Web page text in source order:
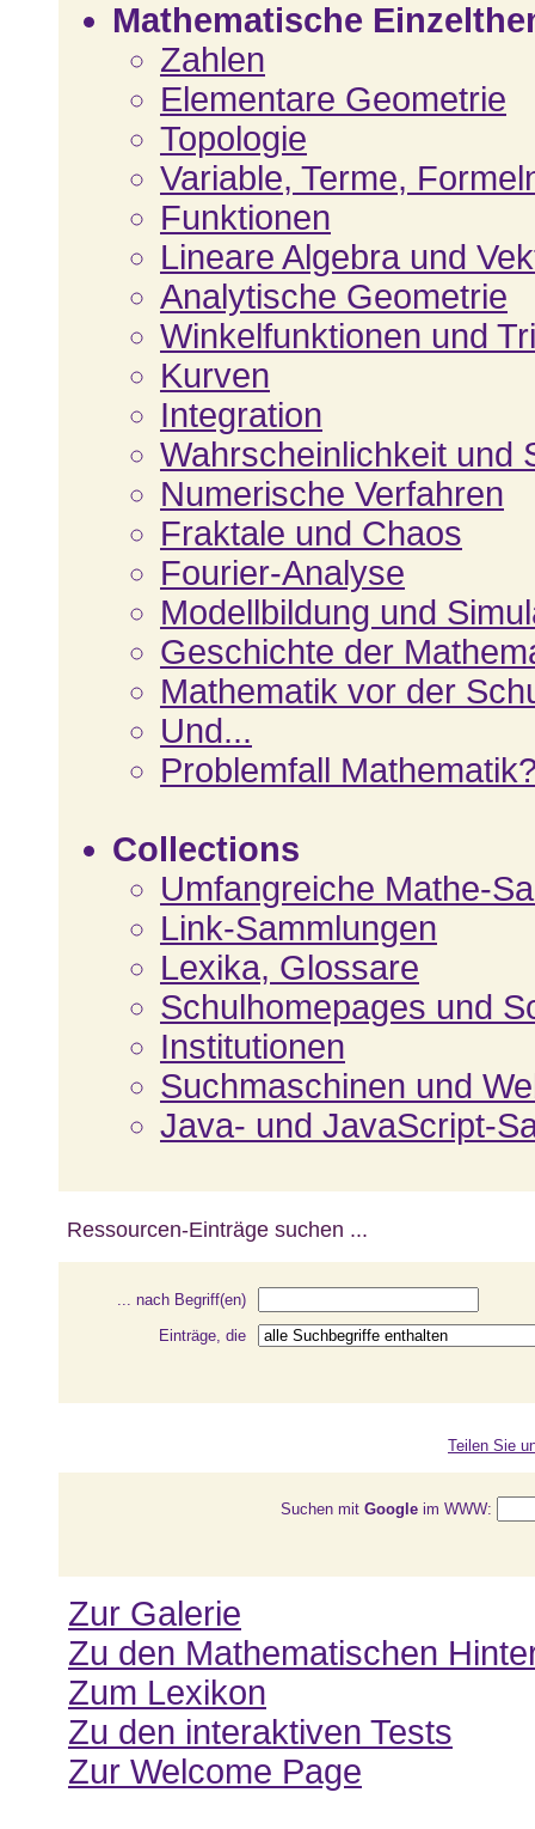
Mathematische
Zahlen
Elementare Geometrie
Topologie
Variable, Terme,
Funktionen
Lineare Algebra und
Analytische Geometrie
Winkelfunktionen und
Kurven
Integration
Wahrscheinlichkeit und
Numerische Verfahren
Fraktale und Chaos
Fourier-Analyse
Modellbildung und
Geschichte der
Mathematik vor der
Und...
Problemfall
Collections
Umfangreiche Mathe-
Link-Sammlungen
Lexika, Glossare
Schulhomepages und
Institutionen
Suchmaschinen und
Java- und JavaScript-
Ressourcen-Einträge suchen ...
... nach Begriff(en)
Einträge, die
Teilen Sie
Suchen mit Google im WWW:
Zur Galerie
Zu den Mathematischen
Zum Lexikon
Zu den interaktiven Tests
Zur Welcome Page